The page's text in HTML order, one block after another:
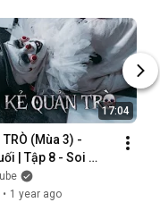
17:04
TRÒ (Mùa 3) -
| Tập 8 - Soi
CUNG HOÀNG
Drama 2025
• 1 year ago